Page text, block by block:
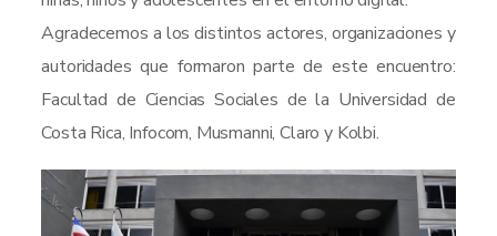
Agradecemos a los distintos actores, organizaciones y
autoridades que formaron parte de este encuentro:
Facultad de Ciencias Sociales de la Universidad de
Costa Rica, Infocom, Musmanni, Claro y Kolbi.